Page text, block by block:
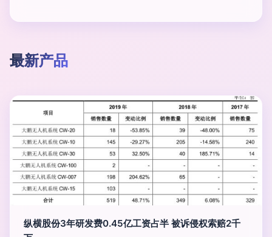
最新产品
纵横股份3年研发费0.45亿工资占半 被诉侵权索赔2千